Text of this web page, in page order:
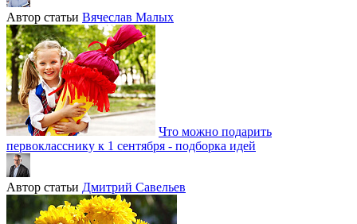
Автор статьи Вячеслав Малых
Что можно подарить
первокласснику к 1 сентября - подборка идей
Автор статьи Дмитрий Савельев